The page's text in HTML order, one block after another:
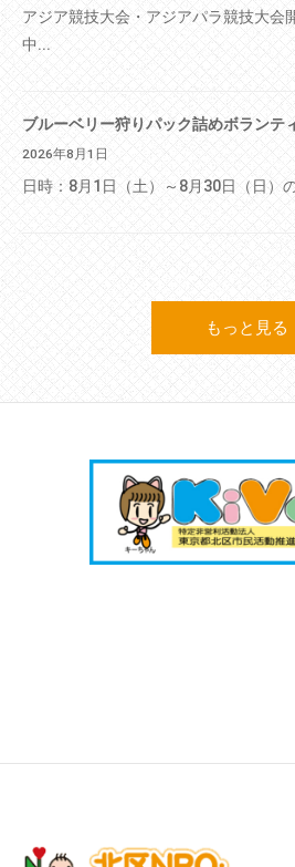
アジア競技大会・アジアパラ競技大会
中...
ブルーベリー狩りパック詰めボランテ
2026年8月1日
日時：8月1日（土）～8月30日（日
もっと見る